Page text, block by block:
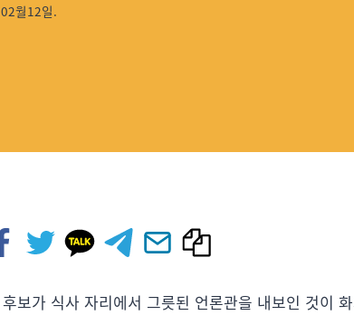
월12일.
보가 식사 자리에서 그릇된 언론관을 내보인 것이